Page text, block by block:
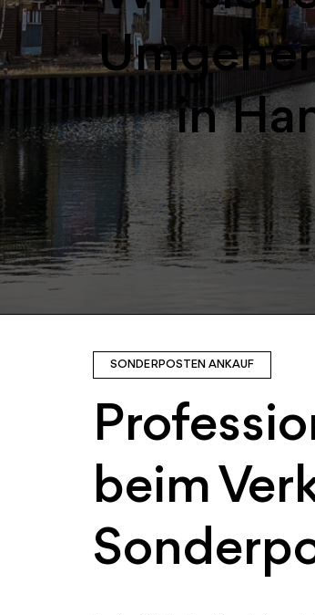
in
SONDERPOSTEN ANKAUF
beim